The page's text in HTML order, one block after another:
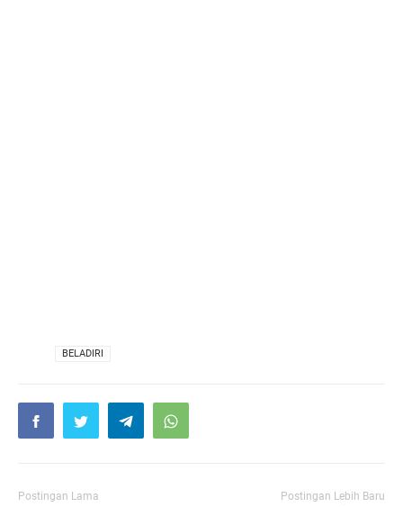
BELADIRI
Postingan Lama Postingan Lebih Baru